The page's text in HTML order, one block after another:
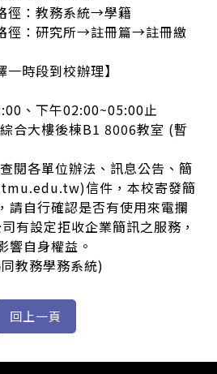
：教務系統→學籍
：研究所→註冊篇→註冊繳
時段到校辦理】
、下午02:00~05:00止
合大樓後棟B1 8006教室 (暫
閱各單位辦法、訊息公告、簡
信件，本校寄發簡
請自行確認是否有使用來電攔
有設定拒收企業簡訊之服務，
響自身權益。
教務學務系統)